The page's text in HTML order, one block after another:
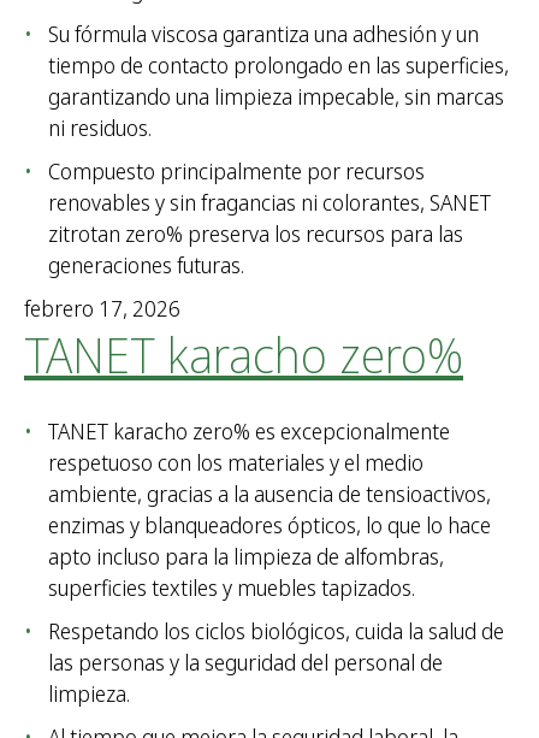
Su fórmula viscosa garantiza una adhesión y un
tiempo de contacto prolongado en las superficies,
garantizando una limpieza impecable, sin marcas
ni residuos.
Compuesto principalmente por recursos
renovables y sin fragancias ni colorantes, SANET
zitrotan zero% preserva los recursos para las
generaciones futuras.
febrero 17, 2026
TANET karacho zero%
TANET karacho zero% es excepcionalmente
respetuoso con los materiales y el medio
ambiente, gracias a la ausencia de tensioactivos,
enzimas y blanqueadores ópticos, lo que lo hace
apto incluso para la limpieza de alfombras,
superficies textiles y muebles tapizados.
Respetando los ciclos biológicos, cuida la salud de
las personas y la seguridad del personal de
limpieza.